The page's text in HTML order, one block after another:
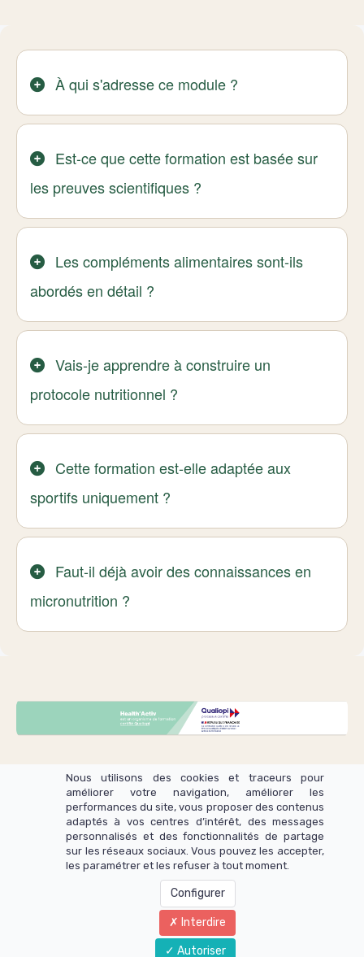
À qui s'adresse ce module ?
Est-ce que cette formation est basée sur
les preuves scientifiques ?
Les compléments alimentaires sont-ils
abordés en détail ?
Vais-je apprendre à construire un
protocole nutritionnel ?
Cette formation est-elle adaptée aux
sportifs uniquement ?
Faut-il déjà avoir des connaissances en
micronutrition ?
La Nutrition Systémique
Nous utilisons des cookies et traceurs pour
améliorer votre navigation, améliorer les
performances du site, vous proposer des contenus
adaptés à vos centres d’intérêt, des messages
personnalisés et des fonctionnalités de partage
sur les réseaux sociaux. Vous pouvez les accepter,
les paramétrer et les refuser à tout moment.
Configurer
Interdire
Autoriser